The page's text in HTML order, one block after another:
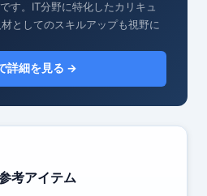
す。IT分野に特化したカリキュ
としてのスキルアップも視野に
詳細を見る →
考アイテム